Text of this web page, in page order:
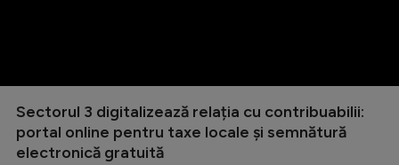
Sectorul 3 digitalizează relația cu contribuabilii:
portal online pentru taxe locale și semnătură
electronică gratuită